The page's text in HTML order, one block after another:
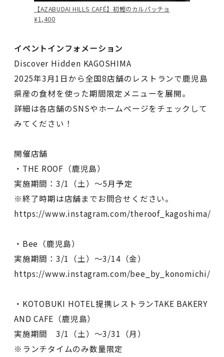
【AZABUDAI HILLS CAFÉ】初鰹のカルパッチョ
¥1,400
イベントインフォメーション
Discover Hidden KAGOSHIMA
2025年3月1日から全国8店舗のレストランで鹿児島
県産の食材を使った期間限定メニューを展開。
詳細は各店舗のSNSやホームページをチェックして
みてください！
開催店舗
・THE ROOF（鹿児島）
実施期間：3/1（土）～5月予定
※終了時期は店舗までお問合せください。
https://www.instagram.com/theroof_kagoshima/
・Bee（鹿児島）
実施期間：3/1（土）～3/14（金）
https://www.instagram.com/bee_by_konomichi/
・KOTOBUKI HOTEL提携レストランTAKE BAKERY
AND CAFE（鹿児島）
実施期間 3/1（土）～3/31（月）
※ランチタイムのみ数量限定